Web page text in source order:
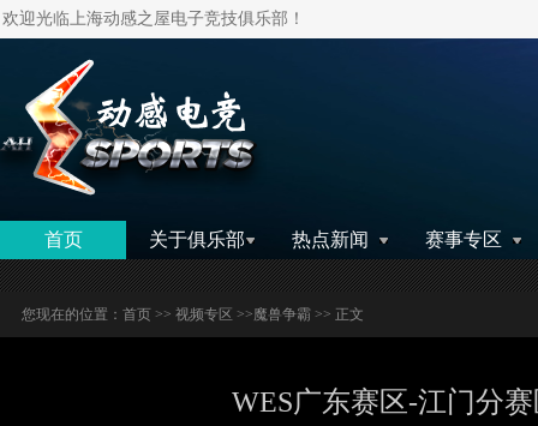
欢迎光临上海动感之屋电子竞技俱乐部！
首页 关于俱乐部 热点新闻 赛事专区
您现在的位置： 首页 >> 视频专区 >>魔兽争霸 >> 正文
WES广东赛区-江门分